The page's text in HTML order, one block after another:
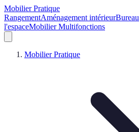
Mobilier Pratique
RangementAménagement intérieurBureau
l'espaceMobilier Multifonctions
Mobilier Pratique